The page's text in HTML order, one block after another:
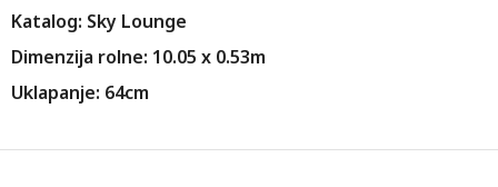
Katalog: Sky Lounge
Dimenzija rolne: 10.05 x 0.53m
Uklapanje: 64cm